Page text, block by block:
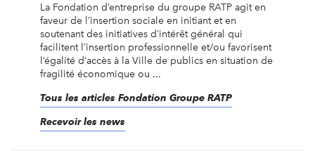
La Fondation d’entreprise du groupe RATP agit en
faveur de l’insertion sociale en initiant et en
soutenant des initiatives d’intérêt général qui
facilitent l’insertion professionnelle et/ou favorisent
l’égalité d‘accès à la Ville de publics en situation de
fragilité économique ou ...
Tous les articles Fondation Groupe RATP
Recevoir les news